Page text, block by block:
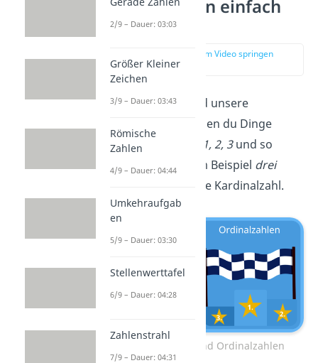
Ordinalzahlen einfach
erklärt
zur Stelle im Video springen
(00:14)
Kardinalzahlen
sind unsere
, mit denen du Dinge
zählen kannst, wie
1, 2, 3und so
weiter. Hast du zum Beispiel drei
eine Kardinalzahl.
Kardinalzahlen und Ordinalzahlen
2/9 – Dauer: 03:03
Größer Kleiner
Zeichen
3/9 – Dauer: 03:43
Römische
Zahlen
4/9 – Dauer: 04:44
Umkehraufgab
en
5/9 – Dauer: 03:30
Stellenwerttafel
6/9 – Dauer: 04:28
Zahlenstrahl
7/9 – Dauer: 04:31